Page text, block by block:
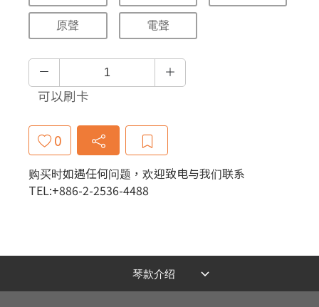
原聲 電聲
可以刷卡
0
购买时如遇任何问题，欢迎致电与我们联系
TEL:+886-2-2536-4488